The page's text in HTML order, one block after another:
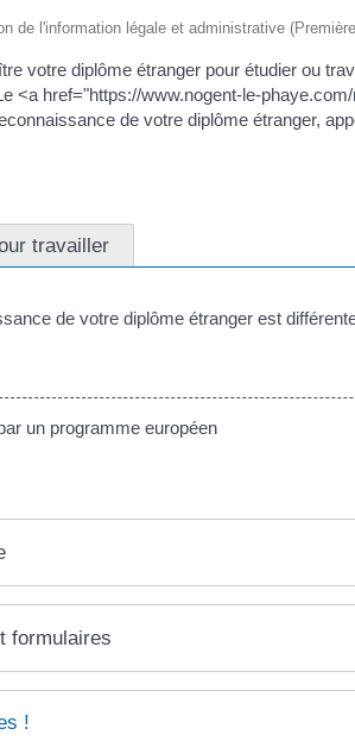
de l'information légale et administrative
votre diplôme étranger pour étudier ou
<a href="https://www.nogent-le-
de votre diplôme étranger,
travailler
de votre diplôme étranger est
un programme européen
formulaires
!